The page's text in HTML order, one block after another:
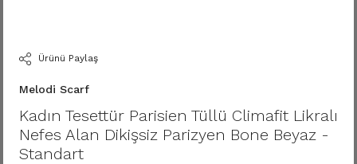
Ürünü Paylaş
Melodi Scarf
Kadın Tesettür Parisien Tüllü Climafit Likralı
Nefes Alan Dikişsiz Parizyen Bone Beyaz -
Standart